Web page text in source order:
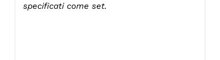
specificati come set.